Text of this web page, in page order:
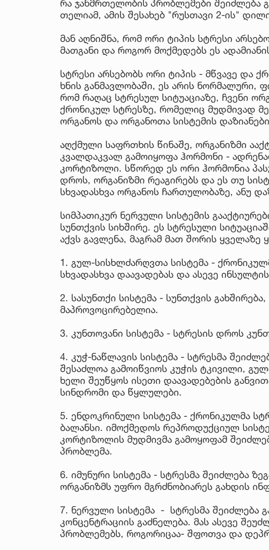
რა ჯანმრთელობის პრობლემები შეიძლება
თელიამ, ამის შესახებ "რუსთავი 2-ის"
მან აღნიშნა, რომ ორი ტიპის სტრესი
მათგანი და როგორ მოქმედებს ეს
სტრესი არსებობს ორი ტიპის - მწვავე და
ხნის განმავლობაში, ეს არის ნორმალური,
რომ რაღაც სტრესულ სიტუაციაზე, ჩვენი
ქრონიკულ სტრესზე, რომელიც მუდმივად
ორგანოს და ორგანოთა სისტემის
აღქმული საფრთხის წინაშე, ორგანიზმი
კვალდაკვალ გამოიყოფა ჰორმონი -
კორტიზოლი. სწორედ ეს ორი ჰორმონია
დროს, ორგანიზმი რეაგირებს და ეს თუ
სხვადასხვა ორგანოს ჩართულობაზე, ანუ
სიმპათიკურ ნერვული სისტემის
სუნთქვის სიხშირე. ეს სტრესული
აქვს გავლენა, მაგრამ მათ შორის ყველაზე
1. გულ-სისხლძარღვთა სისტემა -
სხვადასხვა დაავადებას და ასევე
2. სასუნთქი სისტემა - სუნთქვის
მაპროვოცირებელია.
3. კუნთოვანი სისტემა - სტრესის დროს
4. კუჭ-ნაწლავის სისტემა - სტრესმა
შესაძლოა გამოიწვიოს კუჭის ტკივილი,
ხელი შეუწყოს ისეთი დაავადებების
სინდრომი და წყლულები.
5. ენდოკრინული სისტემა - ქრონიკულმა
ბალანსი. იმოქმედოს რეპროდუქციულ
კორტიზოლის მუდმივმა გამოყოფამ
პრობლემა.
6. იმუნური სისტემა - სტრესმა შეიძლება
ორგანიზმს უფრო მგრძნობიარეს გახდის
7. ნერვული სისტემა - სტრესმა შეიძლება
კონცენტრაციის გაძნელება. მას ასევე
პრობლემებს, როგორიცაა- შფოთვა და